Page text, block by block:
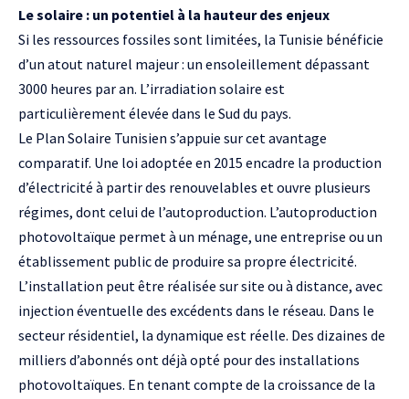
Le solaire : un potentiel à la hauteur des enjeux
Si les ressources fossiles sont limitées, la Tunisie bénéficie
d’un atout naturel majeur : un ensoleillement dépassant
3000 heures par an. L’irradiation solaire est
particulièrement élevée dans le Sud du pays.
Le Plan Solaire Tunisien s’appuie sur cet avantage
comparatif. Une loi adoptée en 2015 encadre la production
d’électricité à partir des renouvelables et ouvre plusieurs
régimes, dont celui de l’autoproduction. L’autoproduction
photovoltaïque permet à un ménage, une entreprise ou un
établissement public de produire sa propre électricité.
L’installation peut être réalisée sur site ou à distance, avec
injection éventuelle des excédents dans le réseau. Dans le
secteur résidentiel, la dynamique est réelle. Des dizaines de
milliers d’abonnés ont déjà opté pour des installations
photovoltaïques. En tenant compte de la croissance de la